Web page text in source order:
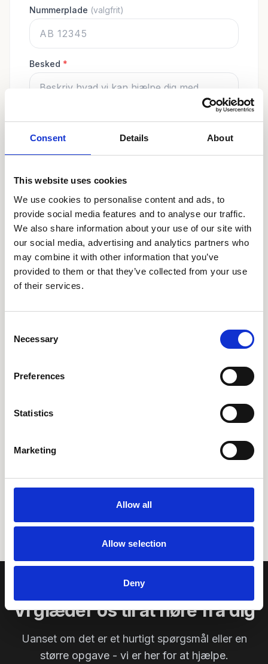
Consent Details About
This website uses cookies
We use cookies to personalise content and ads, to
provide social media features and to analyse our traffic.
We also share information about your use of our site with
our social media, advertising and analytics partners who
may combine it with other information that you’ve
provided to them or that they’ve collected from your use
of their services.
Selection
Necessary
Preferences
Statistics
Marketing
Allow all
Allow selection
Deny
Nummerplade (valgfrit)
Besked *
Send besked
Vi glæder os til at høre fra dig
Uanset om det er et hurtigt spørgsmål eller en
større opgave - vi er her for at hjælpe.